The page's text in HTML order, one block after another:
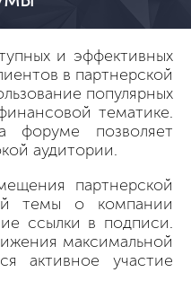
и эффективных
в партнерской
популярных
тематике.
форуме позволяет
аудитории.
партнерской
темы о компании
ссылки в подписи.
максимальной
активное участие